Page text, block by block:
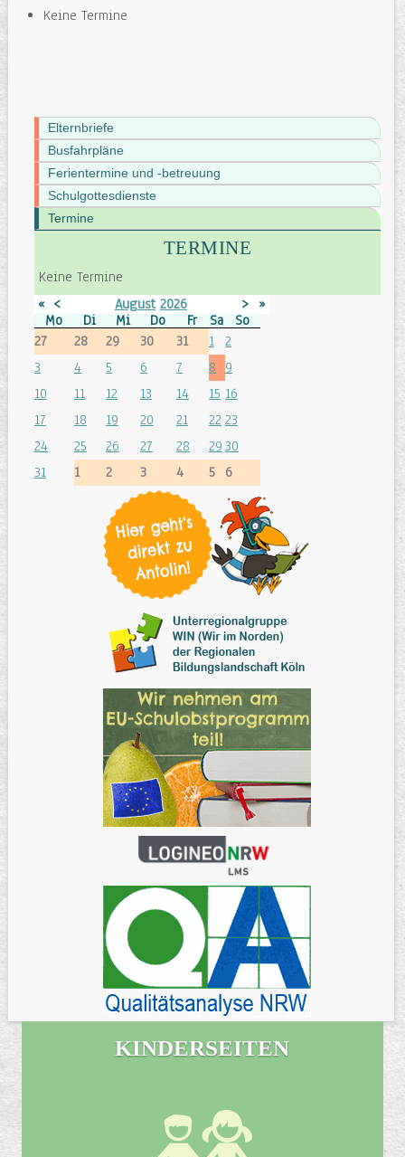
Keine Termine
Elternbriefe
Busfahrpläne
Ferientermine und -betreuung
Schulgottesdienste
Termine
TERMINE
Keine Termine
« < August 2026 > »
Mo
Di Mi Do Fr Sa
So
27
28 29 30 31 1
2
3
4 5 6 7 8 9
10
11 12 13 14 15 16
17
18 19 20 21 22 23
24
25 26 27 28 29 30
31
1 2 3 4 5 6
KINDERSEITEN